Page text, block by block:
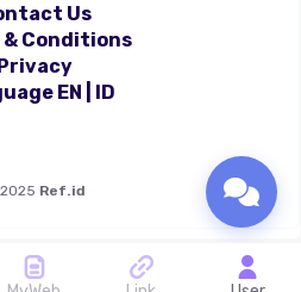
Us
& Conditions
EN ID
2025 Ref.id